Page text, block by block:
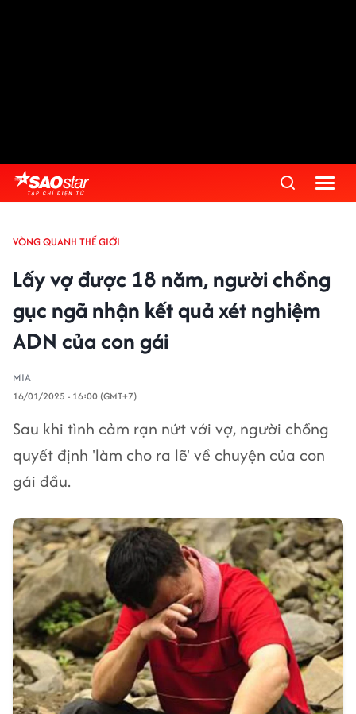
VÒNG QUANH THẾ GIỚI
Lấy vợ được 18 năm, người chồng
gục ngã nhận kết quả xét nghiệm
ADN của con gái
MIA
16/01/2025 - 16:00 (GMT+7)
Sau khi tình cảm rạn nứt với vợ, người chồng
quyết định 'làm cho ra lẽ' về chuyện của con
gái đầu.